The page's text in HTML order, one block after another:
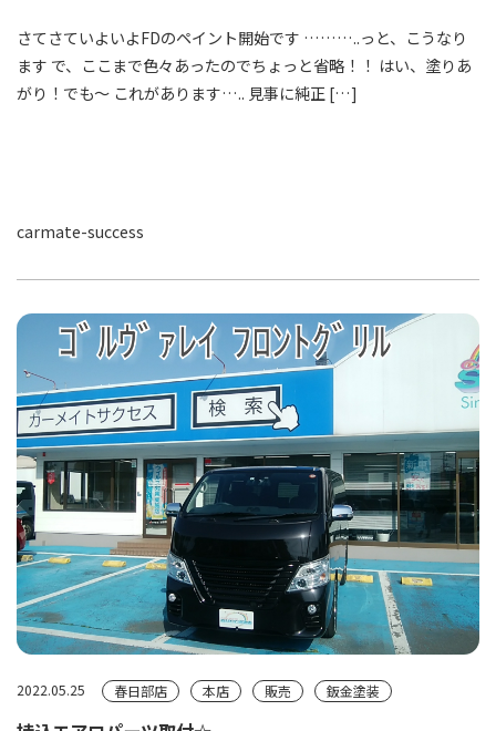
さてさていよいよFDのペイント開始です ………..っと、こうなり
ます で、ここまで色々あったのでちょっと省略！！ はい、塗りあ
がり！でも～ これがあります….. 見事に純正 […]
carmate-success
2022.05.25 春日部店 本店 販売 鈑金塗装